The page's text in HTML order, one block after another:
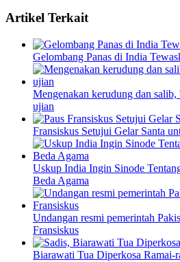
Artikel Terkait
Gelombang Panas di India
Mengenakan kerudung dan
ujian
Fransiskus Setujui Gelar Santa
Uskup India Ingin Sinode
Beda Agama
Undangan resmi pemerintah
Fransiskus
Biarawati Tua Diperkosa Ramai-